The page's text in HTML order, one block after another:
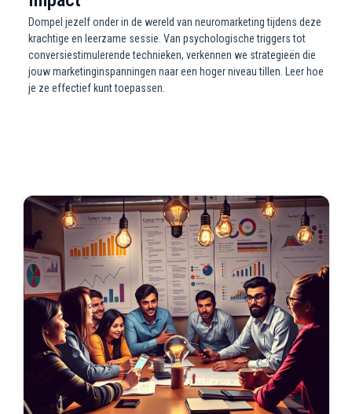
Dompel jezelf onder in de wereld van neuromarketing tijdens deze
krachtige en leerzame sessie. Van psychologische triggers tot
conversiestimulerende technieken, verkennen we strategieën die
jouw marketinginspanningen naar een hoger niveau tillen. Leer hoe
je ze effectief kunt toepassen.